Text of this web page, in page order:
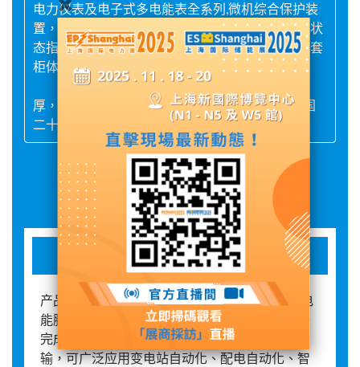
电力仪表及电子式多电能表全系列,微机综合保护装
置，，电动机保护器， 电气火灾监控控测器, 开关状
态指示仪,智能操控装置, 智能除湿装置等一系列成套
柜体配套产品；市、区外技术企业。
公司拥有各种高精度专用设备，技术力量雄
厚，生产工艺先进，产品规格齐全。产品远销全国
二十多个省市自治区并出口十几个国家和地区。
展品詳情
三相多功能表
产品是一种具有可编程测量'显示、数字通讯和电
能脉冲变送输出等功能的多功能电力仪表，能够
完成电量测量、电能计算、数据显示、采集及传
输，可广泛应用变电站自动化、配电自动化、智